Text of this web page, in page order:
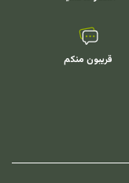
قريبون منكم